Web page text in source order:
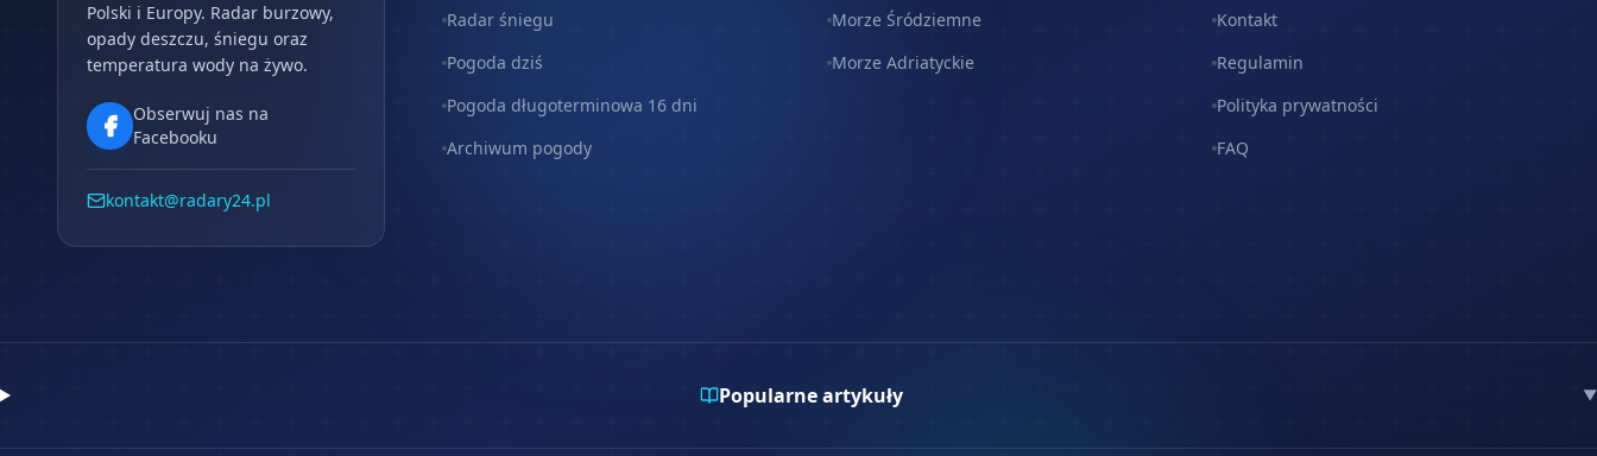
Polski i Europy. Radar burzowy,
opady deszczu, śniegu oraz
temperatura wody na żywo.
Obserwuj nas na
Facebooku
kontakt@radary24.pl
Radar śniegu
Pogoda dziś
Pogoda długoterminowa 16 dni
Archiwum pogody
Morze Śródziemne
Morze Adriatyckie
Kontakt
Regulamin
Polityka prywatności
FAQ
Popularne artykuły ▼